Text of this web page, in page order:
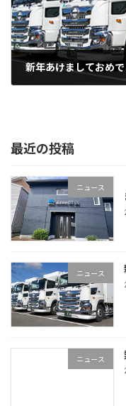
新年あけましておめ
最近の投稿
ニュース
ニュース
ニュース